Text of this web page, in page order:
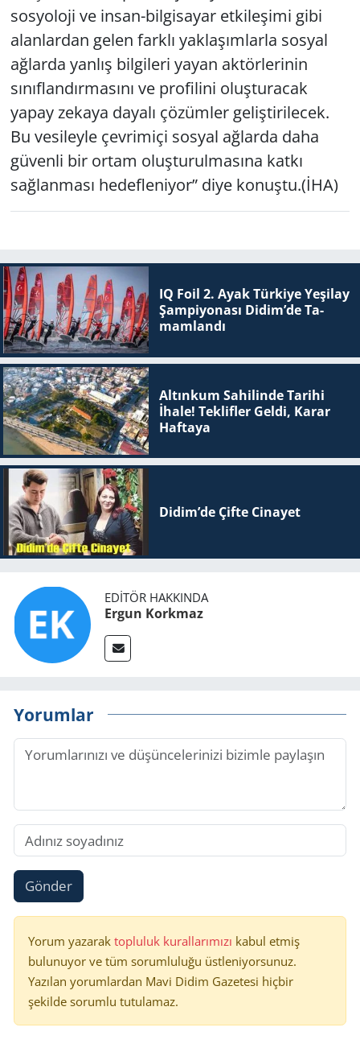
sosyoloji ve insan-bilgisayar etkileşimi gibi
alanlardan gelen farklı yaklaşımlarla sosyal
ağlarda yanlış bilgileri yayan aktörlerinin
sınıflandırmasını ve profilini oluşturacak
yapay zekaya dayalı çözümler geliştirilecek.
Bu vesileyle çevrimiçi sosyal ağlarda daha
güvenli bir ortam oluşturulmasına katkı
sağlanması hedefleniyor” diye konuştu.(İHA)
IQ Foil 2. Ayak Tür­ki­ye Ye­şi­lay
Şam­pi­yo­na­sı Didim’de Ta­
mam­lan­dı
Altınkum Sahilinde Tarihi
İhale! Teklifler Geldi, Karar
Haftaya
Didim’de Çifte Ci­na­yet
EDITÖR HAKKINDA
Ergun Korkmaz
Yorumlar
Gönder
Yorum yazarak topluluk kurallarımızı kabul etmiş
bulunuyor ve tüm sorumluluğu üstleniyorsunuz.
Yazılan yorumlardan Mavi Didim Gazetesi hiçbir
şekilde sorumlu tutulamaz.